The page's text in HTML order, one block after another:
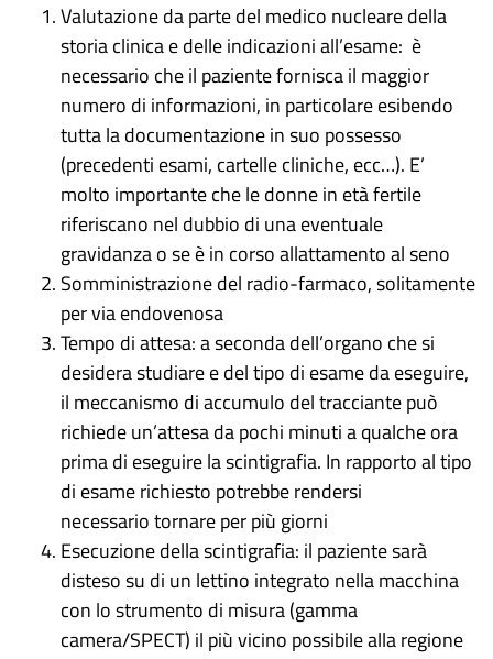
Valutazione da parte del medico nucleare della
storia clinica e delle indicazioni all’esame: è
necessario che il paziente fornisca il maggior
numero di informazioni, in particolare esibendo
tutta la documentazione in suo possesso
(precedenti esami, cartelle cliniche, ecc…). E’
molto importante che le donne in età fertile
riferiscano nel dubbio di una eventuale
gravidanza o se è in corso allattamento al seno
Somministrazione del radio-farmaco, solitamente
per via endovenosa
Tempo di attesa: a seconda dell’organo che si
desidera studiare e del tipo di esame da eseguire,
il meccanismo di accumulo del tracciante può
richiede un’attesa da pochi minuti a qualche ora
prima di eseguire la scintigrafia. In rapporto al tipo
di esame richiesto potrebbe rendersi
necessario tornare per più giorni
Esecuzione della scintigrafia: il paziente sarà
disteso su di un lettino integrato nella macchina
con lo strumento di misura (gamma
camera/SPECT) il più vicino possibile alla regione